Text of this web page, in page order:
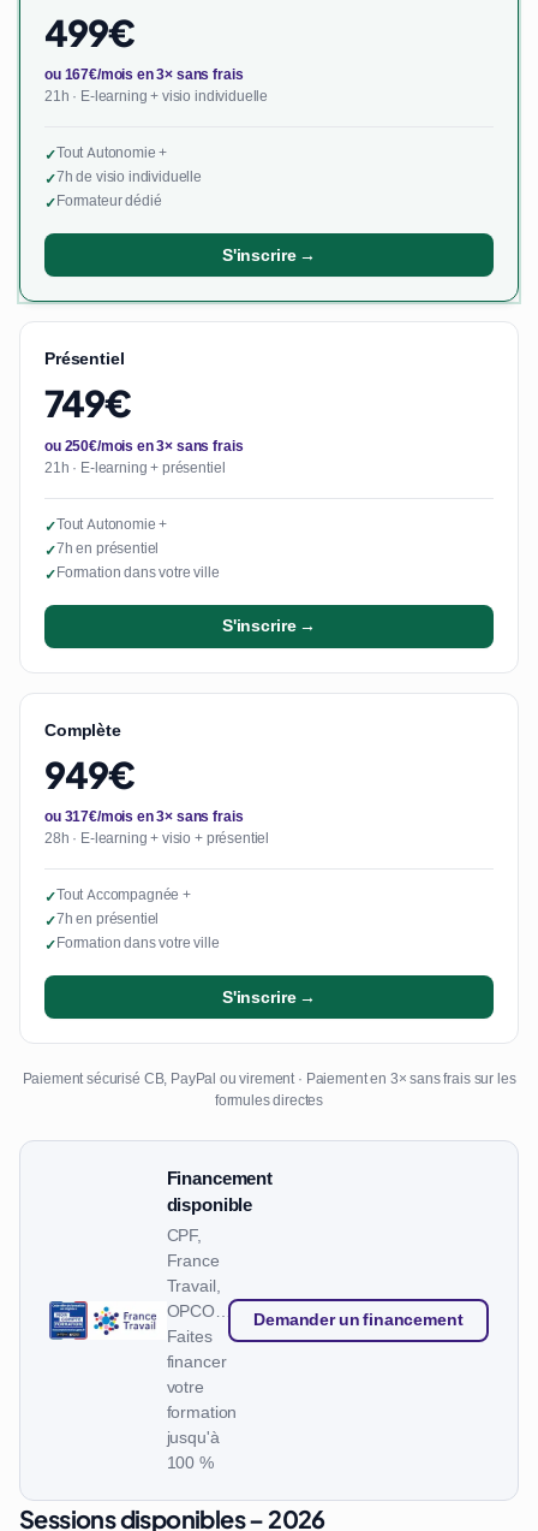
499€
ou 167€/mois en 3× sans frais
21h · E-learning + visio individuelle
✓Tout Autonomie +
✓7h de visio individuelle
✓Formateur dédié
S'inscrire →
Présentiel
749€
ou 250€/mois en 3× sans frais
21h · E-learning + présentiel
✓Tout Autonomie +
✓7h en présentiel
✓Formation dans votre ville
S'inscrire →
Complète
949€
ou 317€/mois en 3× sans frais
28h · E-learning + visio + présentiel
✓Tout Accompagnée +
✓7h en présentiel
✓Formation dans votre ville
S'inscrire →
Paiement sécurisé CB, PayPal ou virement · Paiement en 3× sans frais sur les
formules directes
Financement
disponible
CPF,
France
Travail,
OPCO…
Faites
financer
votre
formation
jusqu'à
100 %
Demander un financement
Sessions disponibles – 2026